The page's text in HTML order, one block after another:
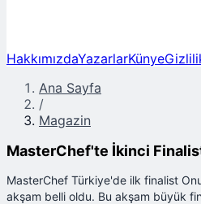
HakkımızdaYazarlarKünye
Ana Sayfa
/
Magazin
MasterChef'te İkinci
MasterChef Türkiye'de ilk finalist
akşam belli oldu. Bu akşam büyük